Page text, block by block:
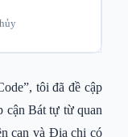
tôi đã đề cập
cận Bát tự từ quan
can và Địa chi có